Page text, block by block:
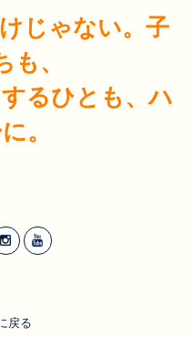
じゃない。子
、
るひとも、ハ
。
戻る